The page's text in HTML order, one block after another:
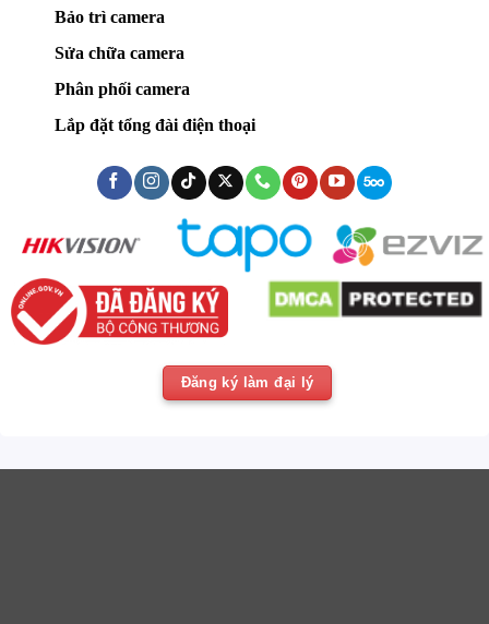
Bảo trì camera
Sửa chữa camera
Phân phối camera
Lắp đặt tổng đài điện thoại
Đăng ký làm đại lý